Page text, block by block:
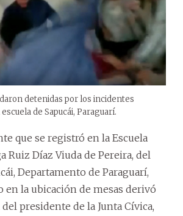
detenidas por los incidentes
de Sapucái, Paraguarí.
que se registró en la Escuela
Ruiz Díaz Viuda de Pereira, del
Departamento de Paraguarí,
en la ubicación de mesas derivó
presidente de la Junta Cívica,